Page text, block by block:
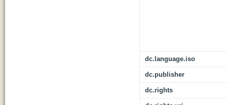
dc.language.iso
dc.publisher
dc.rights